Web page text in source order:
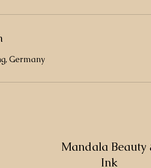
Germany
Mandala Beauty
Ink